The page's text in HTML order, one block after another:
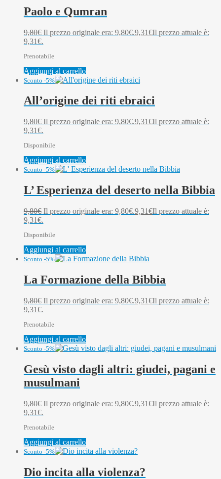
Paolo e Qumran
9,80€ Il prezzo originale era: 9,80€.9,31€Il prezzo attuale è:
9,31€.
Prenotabile
Aggiungi al carrello
Sconto -5%
All’origine dei riti ebraici
9,80€ Il prezzo originale era: 9,80€.9,31€Il prezzo attuale è:
9,31€.
Disponibile
Aggiungi al carrello
Sconto -5%
L’ Esperienza del deserto nella Bibbia
9,80€ Il prezzo originale era: 9,80€.9,31€Il prezzo attuale è:
9,31€.
Disponibile
Aggiungi al carrello
Sconto -5%
La Formazione della Bibbia
9,80€ Il prezzo originale era: 9,80€.9,31€Il prezzo attuale è:
9,31€.
Prenotabile
Aggiungi al carrello
Sconto -5%
Gesù visto dagli altri: giudei, pagani e
musulmani
9,80€ Il prezzo originale era: 9,80€.9,31€Il prezzo attuale è:
9,31€.
Prenotabile
Aggiungi al carrello
Sconto -5%
Dio incita alla violenza?